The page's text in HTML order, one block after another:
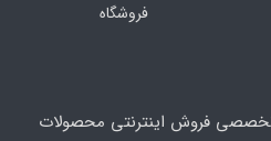
فروشگاه
فروش اینترنتی محصولات